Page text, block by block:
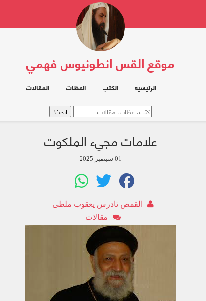
موقع القس انطونيوس فهمي
الرئيسية الكتب العظات المقالات
علامات مجيء الملكوت
01 سبتمبر 2025
القمص تادرس يعقوب ملطى
مقالات